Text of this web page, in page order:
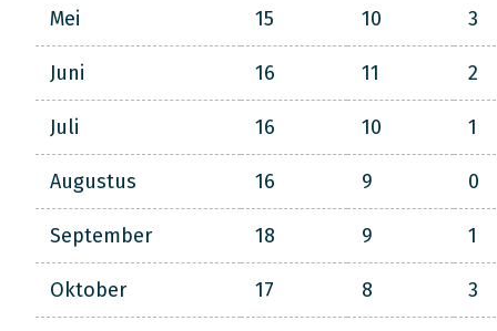
Mei 15 10 3
Juni 16 11 2
Juli 16 10 1
Augustus 16 9 0
September 18 9 1
Oktober 17 8 3